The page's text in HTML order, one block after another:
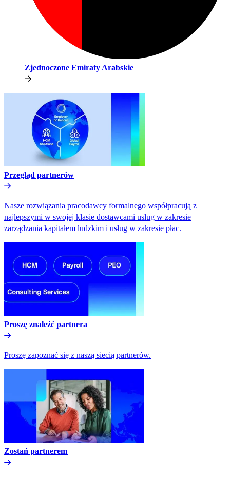
Zjednoczone Emiraty Arabskie​​
Przegląd partnerów​​
Nasze rozwiązania pracodawcy formalnego współpracują z
najlepszymi w swojej klasie dostawcami usług w zakresie
zarządzania kapitałem ludzkim i usług w zakresie płac.​​
Proszę znaleźć partnera​​
Proszę zapoznać się z naszą siecią partnerów.​​
Zostań partnerem​​